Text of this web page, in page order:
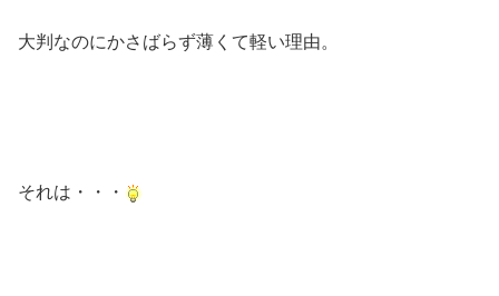
大判なのにかさばらず薄くて軽い理由。
それは・・・